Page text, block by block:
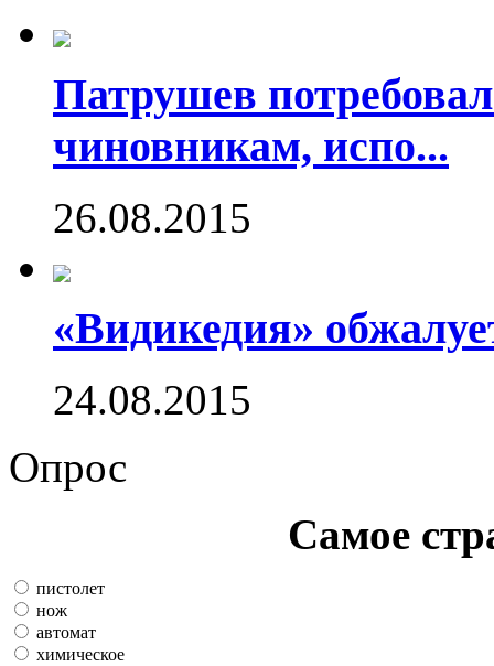
Патрушев
чиновникам, испо...
26.08.2015
«Видикедия»
24.08.2015
Опрос
Самое
пистолет
нож
автомат
химическое